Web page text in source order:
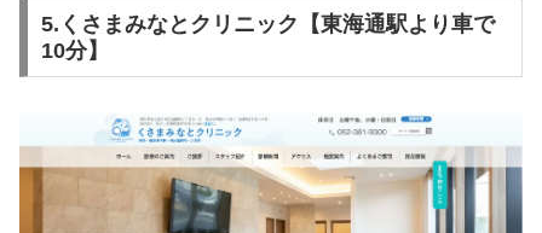
5.くさまみなとクリニック【東海通駅より車で
10分】